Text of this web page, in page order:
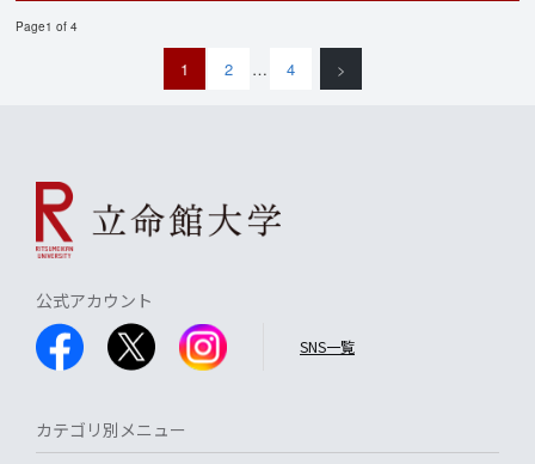
Page1 of 4
1 2 … 4 >
公式アカウント
SNS一覧
カテゴリ別メニュー